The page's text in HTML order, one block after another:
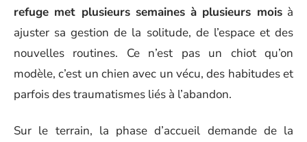
refuge met plusieurs semaines à plusieurs moisà
ajuster sa gestion de la solitude, de l’espace et des
nouvelles routines. Ce n’est pas un chiot qu’on
modèle, c’est un chien avec un vécu, des habitudes et
parfois des traumatismes liés à l’abandon.
Sur le terrain, la phase d’accueil demande de la